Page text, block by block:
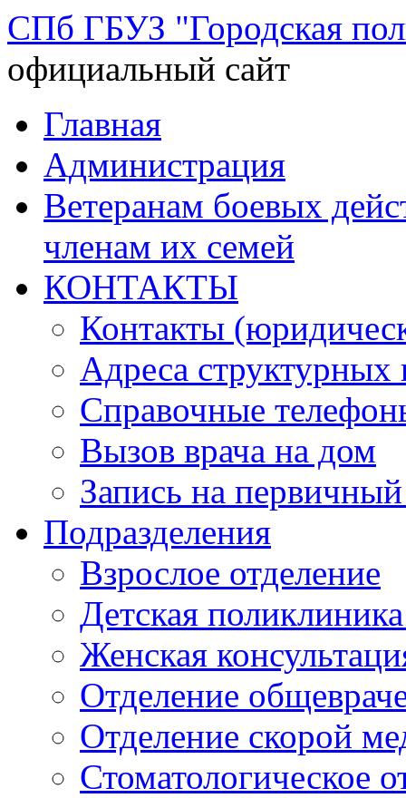
СПб ГБУЗ "Городская
официальный сайт
Перейти
содержимому
Главная
Администрация
Ветеранам боевых
членам их семей
КОНТАКТЫ
Контакты
Адреса структурных
Справочные
Вызов врача на дом
Запись на
Подразделения
Взрослое отделение
Детская
Женская
Отделение
Отделение скорой
Стоматологическое